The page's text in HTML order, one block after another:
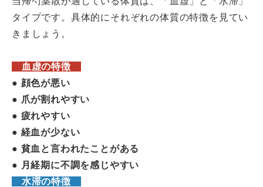
タイプです。具体的にそれぞれの体質の特徴を見てい
きましょう。
血虚の特徴
● 顔色が悪い
● 爪が割れやすい
● 疲れやすい
● 経血が少ない
● 貧血と言われたことがある
● 月経期に不調を感じやすい
水滞の特徴